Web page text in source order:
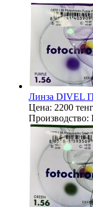
Линза DIVEL
Цена: 2200
Производство: